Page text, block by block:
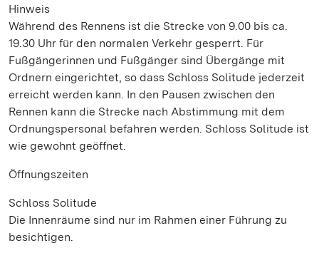
Hinweis
Während des Rennens ist die Strecke von 9.00 bis ca.
19.30 Uhr für den normalen Verkehr gesperrt. Für
Fußgängerinnen und Fußgänger sind Übergänge mit
Ordnern eingerichtet, so dass Schloss Solitude jederzeit
erreicht werden kann. In den Pausen zwischen den
Rennen kann die Strecke nach Abstimmung mit dem
Ordnungspersonal befahren werden. Schloss Solitude ist
wie gewohnt geöffnet.
Öffnungszeiten
Schloss Solitude
Die Innenräume sind nur im Rahmen einer Führung zu
besichtigen.